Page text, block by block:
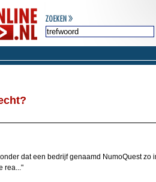
dat een bedrijf genaamd NumoQuest zo
rea..."